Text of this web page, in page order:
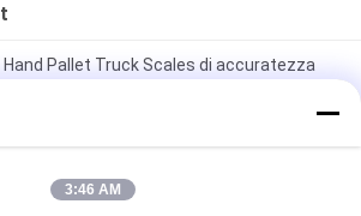
Pallet Truck Scales di accuratezza
trasporto completamente elettrici da 3
di pesatura
di pallet manuale idraulico a mano con
3:46 AM